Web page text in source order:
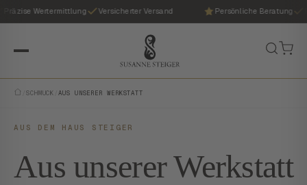
Präzise Wertermittlung Versicherter Versand Persönliche Beratung
SCHMUCK /AUS UNSERER WERKSTATT
AUS DEM HAUS STEIGER
Aus unserer Werkstatt